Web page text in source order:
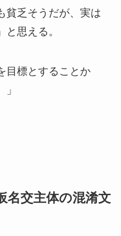
貧乏そうだが、実は
と思える。
目標とすることか
名交主体の混淆文